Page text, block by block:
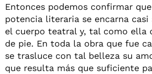
Entonces podemos confirmar
potencia literaria se encarna casi
el cuerpo teatral y, tal como ella
de pie. En toda la obra que fue
se trasluce con tal belleza su
que resulta más que suficiente